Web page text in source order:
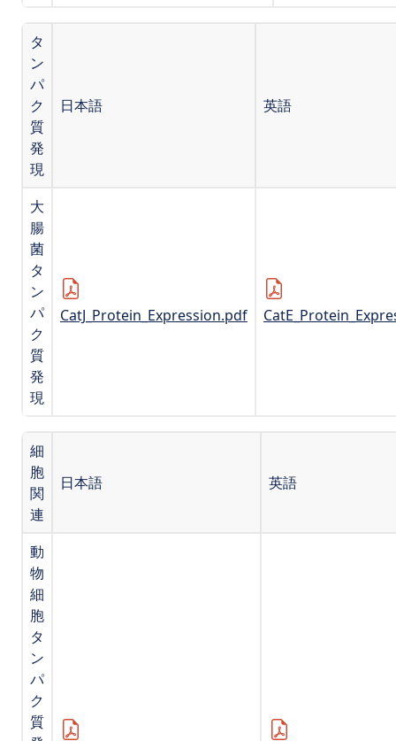
タ
ン
パ
ク
質
発
現
日本語 英語
大
腸
菌
タ
ン
パ
ク
質
発
現
CatJ_Protein_Expression.pdf
細
胞
関
連
日本語 英語
動
物
細
胞
タ
ン
パ
ク
質